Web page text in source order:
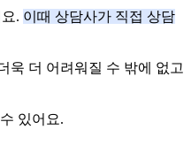
. 이때 상담사가 직접 상담
욱 더 어려워질 수 밖에 없고
있어요.